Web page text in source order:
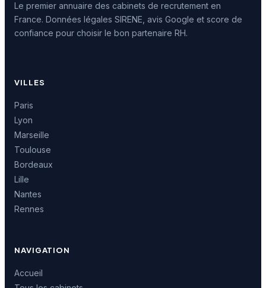
Le premier annuaire des cabinets de recrutement en
France. Données légales SIRENE, avis Google et score de
confiance pour choisir le bon partenaire RH.
VILLES
Paris
Lyon
Marseille
Toulouse
Bordeaux
Lille
Nantes
Rennes
NAVIGATION
Accueil